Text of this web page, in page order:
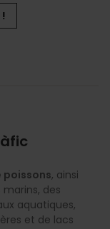
poissons, ainsi
des
aquatiques,
et de lacs